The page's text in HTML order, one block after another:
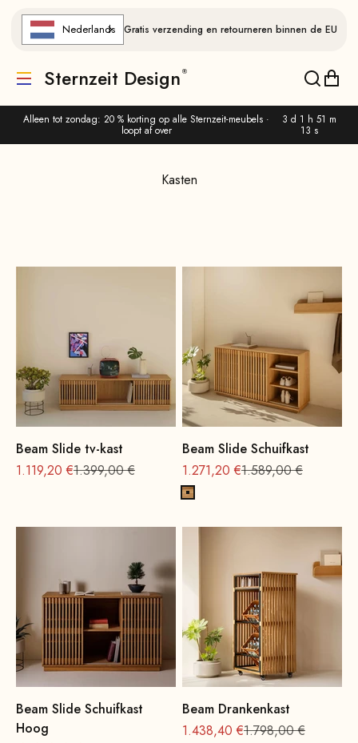
Alleen tot zondag: 20 % korting op alle Sternzeit-meubels ·
loopt af over
3 d 1 h 51 m
12 s
Nederlands Gratis verzending en retourneren binnen de EU
Vertaling ontbreekt: de.header.general.menu
Sternzeit Design
Kasten
Beam Slide tv-kast
Aanbieding
1.119,20 €Normale
1.399,00 €
Beam Slide Schuifkast
Aanbieding
1.271,20 €Normale
1.589,00 €
Eikenhout, naturel
Beam Slide Schuifkast
Hoog
Beam Drankenkast
Aanbieding
1.438,40 €Normale
1.798,00 €